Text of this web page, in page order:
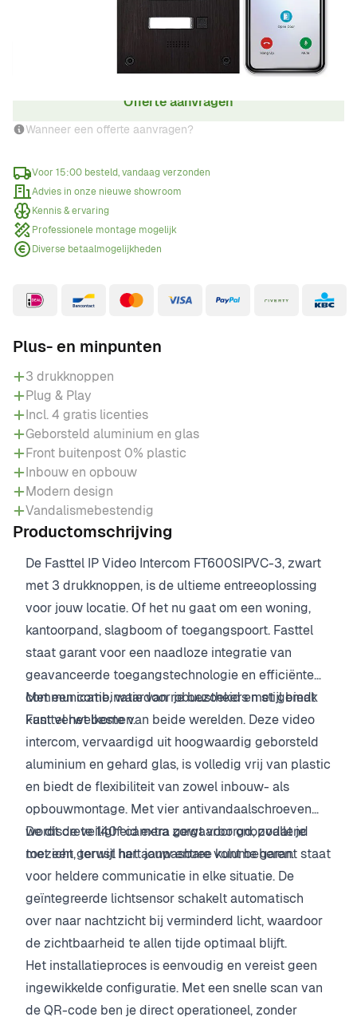
Offerte aanvragen
Wanneer een offerte aanvragen?
Voor 15:00 besteld, vandaag verzonden
Advies in onze nieuwe showroom
Kennis & ervaring
Professionele montage mogelijk
Diverse betaalmogelijkheden
Plus- en minpunten
3 drukknoppen
Plug & Play
Incl. 4 gratis licenties
Geborsteld aluminium en glas
Front buitenpost 0% plastic
Inbouw en opbouw
Modern design
Vandalismebestendig
Productomschrijving
De Fasttel IP Video Intercom FT600SIPVC-3, zwart
met 3 drukknoppen, is de ultieme entreeoplossing
voor jouw locatie. Of het nu gaat om een woning,
kantoorpand, slagboom of toegangspoort. Fasttel
staat garant voor een naadloze integratie van
geavanceerde toegangstechnologie en efficiënte
communicatie, waardoor je bezoekers met gemak
kunt verwelkomen.
Met een combinatie van robuustheid en stijl biedt
Fasttel het beste van beide werelden. Deze video
intercom, vervaardigd uit hoogwaardig geborsteld
aluminium en gehard glas, is volledig vrij van plastic
en biedt de flexibiliteit van zowel inbouw- als
opbouwmontage. Met vier antivandaalschroeven
wordt de veiligheid extra gewaarborgd, zodat je
met een gerust hart jouw entree kunt beheren.
De discrete 140° camera zorgt voor onopvallend
toezicht, terwijl het aanpasbare volume garant staat
voor heldere communicatie in elke situatie. De
geïntegreerde lichtsensor schakelt automatisch
over naar nachtzicht bij verminderd licht, waardoor
de zichtbaarheid te allen tijde optimaal blijft.
Het installatieproces is eenvoudig en vereist geen
ingewikkelde configuratie. Met een snelle scan van
de QR-code ben je direct operationeel, zonder